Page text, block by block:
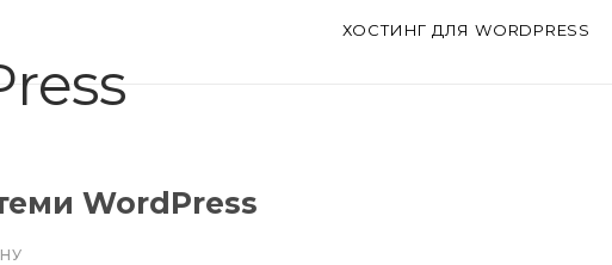
ХОСТИНГ ДЛЯ WORDPRESS
WordPress